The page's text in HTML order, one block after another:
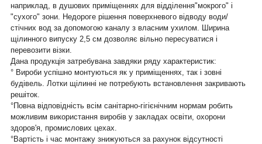
наприклад, в душових приміщеннях для відділення"мокрого" і
"сухого" зони. Недороге рішення поверхневого відводу води/
стічних вод за допомогою каналу з власним ухилом. Ширина
щілинного випуску 2,5 см дозволяє вільно пересуватися і
перевозити візки.
Дана продукція затребувана завдяки ряду характеристик:
° Вироби успішно монтуються як у приміщеннях, так і зовні
будівель. Лотки щілинні не потребують встановлення закривають
решіток.
°Повна відповідність всім санітарно-гігієнічним нормам робить
можливим використання виробів у закладах освіти, охорони
здоров'я, промислових цехах.
°Вартість і час монтажу знижуються за рахунок відсутності